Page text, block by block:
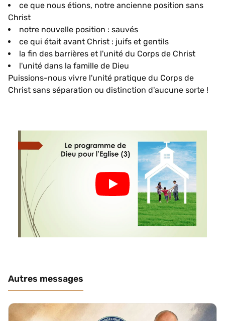
ce que nous étions, notre ancienne position sans
Christ
notre nouvelle position : sauvés
ce qui était avant Christ : juifs et gentils
la fin des barrières et l'unité du Corps de Christ
l'unité dans la famille de Dieu
Puissions-nous vivre l'unité pratique du Corps de
Christ sans séparation ou distinction d'aucune sorte !
Autres messages